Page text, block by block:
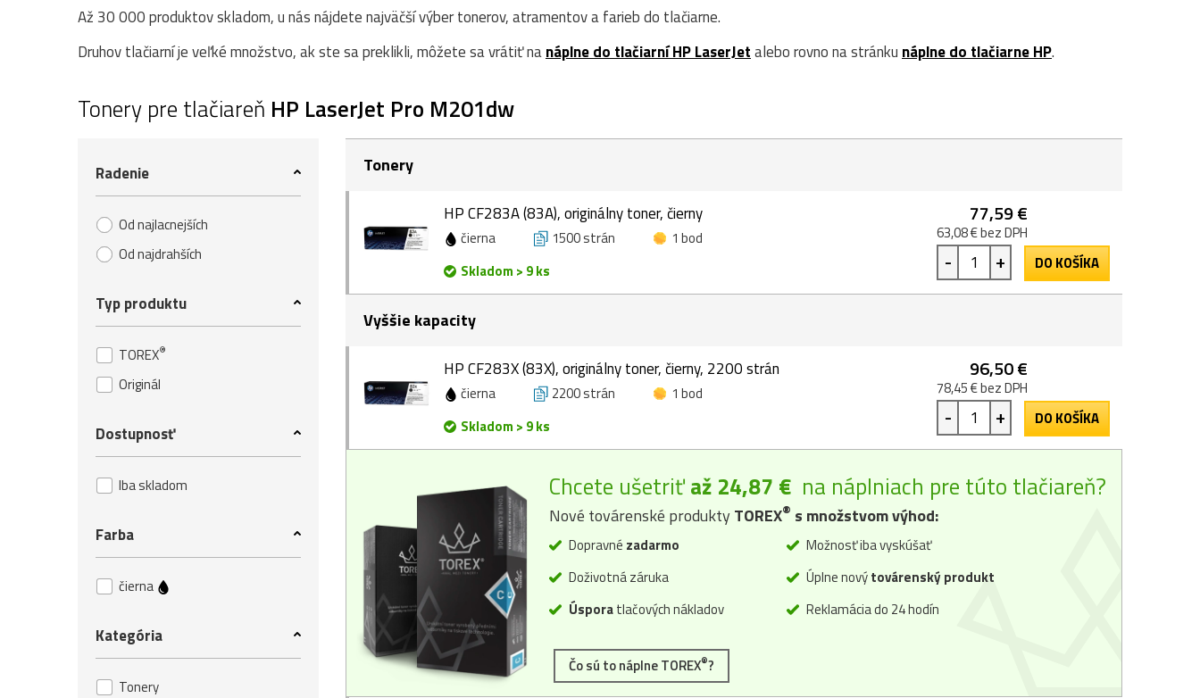
Až 30 000 produktov skladom, u nás nájdete najväčší výber tonerov, atramentov a farieb do tlačiarne.
Druhov tlačiarní je veľké množstvo, ak ste sa preklikli, môžete sa vrátiť nanáplne do tlačiarní HP LaserJetalebo rovno na stránku náplne do tlačiarne HP.
Tonery pre tlačiareň HP LaserJet Pro M201dw
Radenie
Od najlacnejších
Od najdrahších
Typ produktu
TOREX®
Originál
Dostupnosť
Iba skladom
Farba
čierna
Kategória
Tonery
Tonery
HP CF283A (83A), originálny toner, čierny
čierna 1500 strán
1 bod
Skladom > 9 ks
77,59 €
63,08 € bez DPH
- + DO KOŠÍKA
Vyššie kapacity
HP CF283X (83X), originálny toner, čierny, 2200 strán
čierna 2200 strán
1 bod
Skladom > 9 ks
96,50 €
78,45 € bez DPH
- + DO KOŠÍKA
Chcete ušetriťaž 24,87 € na náplniach pre túto tlačiareň?
Nové továrenské produktyTOREX® s množstvom výhod:
Dopravné zadarmo
Doživotná záruka
Úsporatlačových nákladov
Možnosť iba vyskúšať
Úplne novýtovárenský produkt
Reklamácia do 24 hodín
Čo sú to náplne TOREX®?